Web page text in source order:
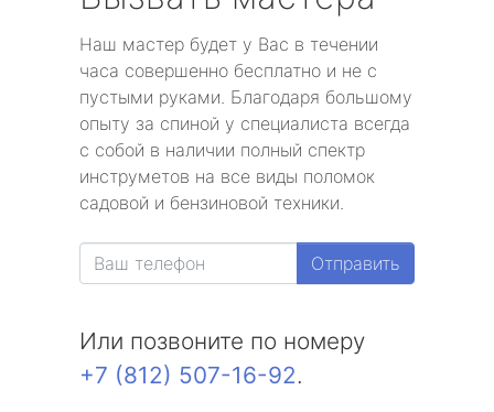
Наш мастер будет у Вас в течении
часа совершенно бесплатно и не с
пустыми руками. Благодаря большому
опыту за спиной у специалиста всегда
с собой в наличии полный спектр
инструметов на все виды поломок
садовой и бензиновой техники.
Отправить
Или позвоните по номеру
+7 (812) 507-16-92.